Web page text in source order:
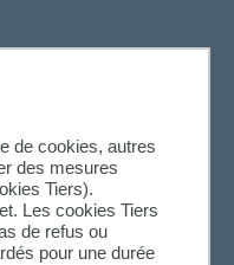
de cookies, autres
des mesures
Tiers).
Les cookies Tiers
de refus ou
pour une durée